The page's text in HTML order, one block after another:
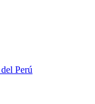
Perú